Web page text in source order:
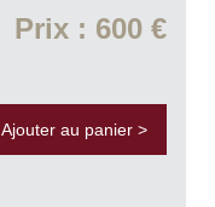
Prix : 600 €
Ajouter au panier >